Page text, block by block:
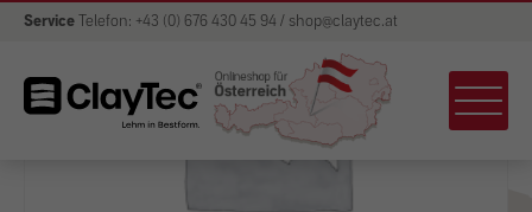
Service Telefon: +43 (0) 676 430 45 94 / shop@claytec.at